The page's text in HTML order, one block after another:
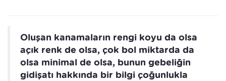
Oluşan kanamaların rengi koyu da olsa
açık renk de olsa, çok bol miktarda da
olsa minimal de olsa, bunun gebeliğin
gidişatı hakkında bir bilgi çoğunlukla